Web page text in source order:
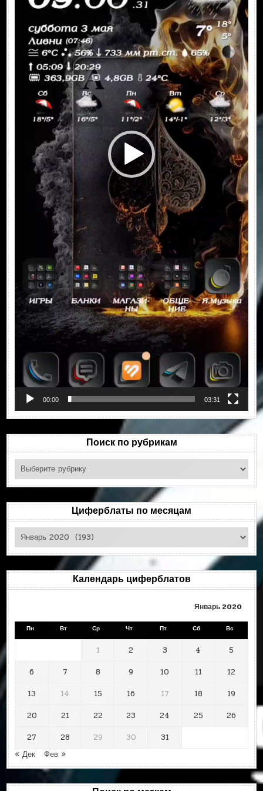
00:00 03:31
Поиск по рубрикам
Поиск
по
рубрикам
Циферблаты по месяцам
Циферблаты
по
месяцам
Календарь циферблатов
Январь 2020
Пн Вт Ср Чт Пт Сб Вс
1 2 3 4
5
6
7 8 9 10 11
12
13
14 15 16 17 18
19
20
21 22 23 24 25
26
27
28 29 30
31
« Дек
Фев »